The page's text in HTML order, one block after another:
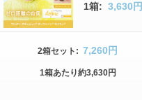
1箱: 3,630円
2箱セット : 7,260円
1箱あたり約3,630円